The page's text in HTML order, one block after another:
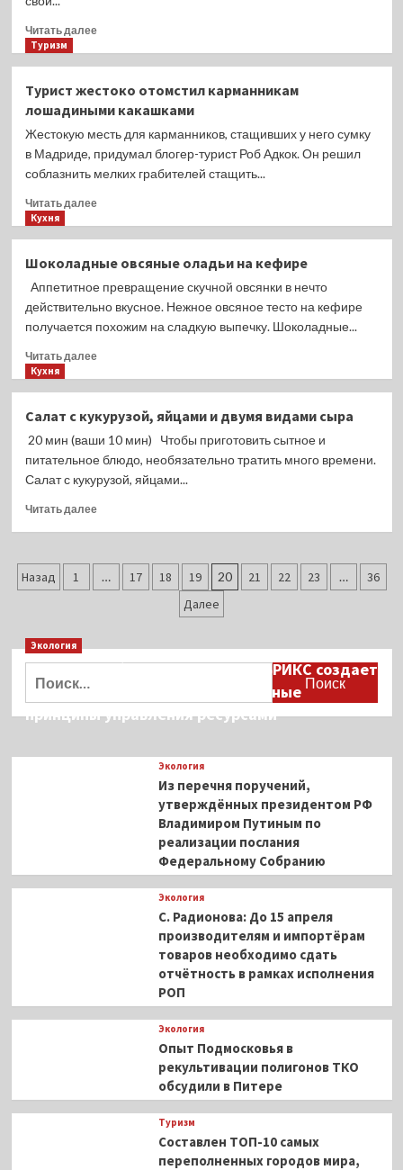
Читать далееПрочитать
сообщил,
почему
немцы
российских
туристов
Туризм
Турист жестоко отомстил карманникам
лошадиными какашками
Жестокую месть для карманников, стащивших у него сумку
в Мадриде, придумал блогер-турист Роб Адкок. Он решил
соблазнить мелких грабителей стащить...
Читать далееПрочитать
жестоко
отомстил
карманникам
Кухня
Шоколадные овсяные оладьи на кефире
Аппетитное превращение скучной овсянки в нечто
действительно вкусное. Нежное овсяное тесто на кефире
получается похожим на сладкую выпечку. Шоколадные...
Читать далееПрочитать
овсяные
оладьи
на
кефире
Кухня
Салат с кукурузой, яйцами и двумя видами сыра
20 мин (ваши 10 мин) Чтобы приготовить сытное и
питательное блюдо, необязательно тратить много времени.
Салат с кукурузой, яйцами...
Читать далееПрочитать
кукурузой,
видами
Пагинация
Назад 1 … 17 18 19 20 21 22 23 …
36
Далее
Экология
Дмитрий Кобылкин: площадка БРИКС создает
возможность сформировать единые
принципы управления ресурсами
Экология
Из перечня поручений,
утверждённых президентом РФ
Владимиром Путиным по
реализации послания
Федеральному Собранию
Экология
С. Радионова: До 15 апреля
производителям и импортёрам
товаров необходимо сдать
отчётность в рамках исполнения
РОП
Экология
Опыт Подмосковья в
рекультивации полигонов ТКО
обсудили в Питере
Туризм
Составлен ТОП-10 самых
переполненных городов мира,